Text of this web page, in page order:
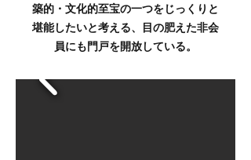
築的・文化的至宝の一つをじっくりと
堪能したいと考える、目の肥えた非会
員にも門戸を開放している。